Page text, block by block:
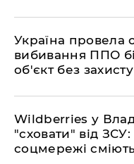
​Україна провела
вибивання ППО
об'єкт без захисту
​Wildberries у
"сховати" від ЗСУ:
соцмережі